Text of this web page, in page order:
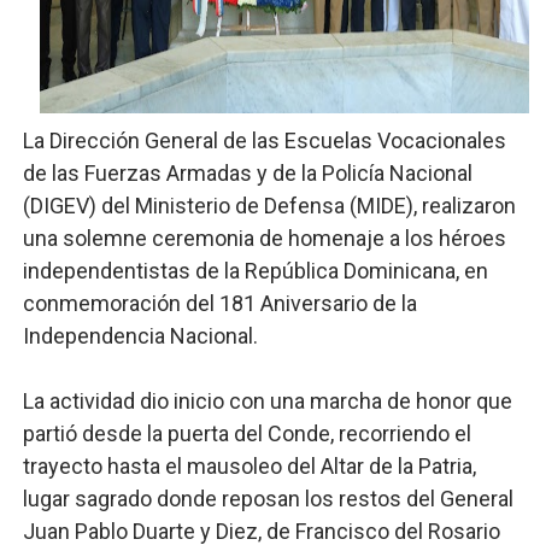
Trabajadores de la prensa y Obispado de la
Ministerio de Cultura anuncia ganadores de Premios
Más de 180 dirigentes sindicales de las Américas se
Restaurante Amigos es reconocido por sus cuatro
Banco Popular escala 17 posiciones en los mil
La Dirección General de las Escuelas Vocacionales
de las Fuerzas Armadas y de la Policía Nacional
(DIGEV) del Ministerio de Defensa (MIDE), realizaron
una solemne ceremonia de homenaje a los héroes
independentistas de la República Dominicana, en
conmemoración del 181 Aniversario de la
Independencia Nacional.
La actividad dio inicio con una marcha de honor que
partió desde la puerta del Conde, recorriendo el
trayecto hasta el mausoleo del Altar de la Patria,
lugar sagrado donde reposan los restos del General
Juan Pablo Duarte y Diez, de Francisco del Rosario